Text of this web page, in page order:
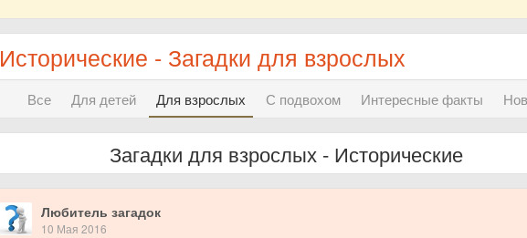
Исторические - Загадки для взрослых
Все Для детей Для взрослых С подвохом Интересные факты
Загадки для взрослых - Исторические
Любитель загадок
10 Мая 2016